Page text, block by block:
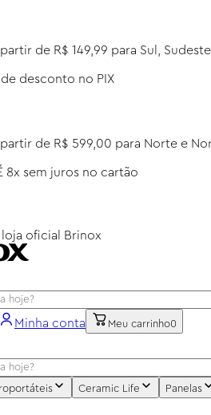
partir de R$ 149,99 para Sul,
de desconto no PIX
partir de R$ 599,00 para Norte e
8x sem juros no cartão
oficial Brinox
Minha conta Meu carrinho0
Ceramic Life Panelas